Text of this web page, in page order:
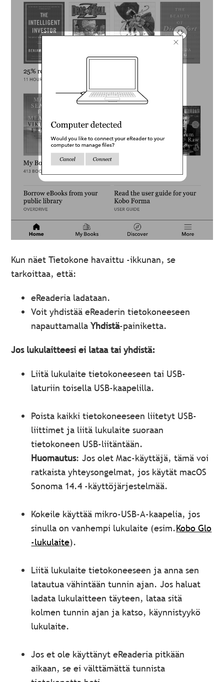
Kun näet Tietokone havaittu -ikkunan, se
tarkoittaa, että:
eReaderia ladataan.
Voit yhdistää eReaderin tietokoneeseen
napauttamallaYhdistä-painiketta.
Jos lukulaitteesi ei lataa tai yhdistä:
Liitä lukulaite tietokoneeseen tai USB-
laturiin toisella USB-kaapelilla.
Poista kaikki tietokoneeseen liitetyt USB-
liittimet ja liitä lukulaite suoraan
tietokoneen USB-liitäntään.
Huomautus: Jos olet Mac-käyttäjä, tämä voi
ratkaista yhteysongelmat, jos käytät macOS
Sonoma 14.4 -käyttöjärjestelmää.
Kokeile käyttää mikro-USB-A-kaapelia, jos
sinulla on vanhempi lukulaite (esim.Kobo Glo
-lukulaite).
Liitä lukulaite tietokoneeseen ja anna sen
latautua vähintään tunnin ajan. Jos haluat
ladata lukulaitteen täyteen, lataa sitä
kolmen tunnin ajan ja katso, käynnistyykö
lukulaite.
Jos et ole käyttänyt eReaderia pitkään
aikaan, se ei välttämättä tunnista